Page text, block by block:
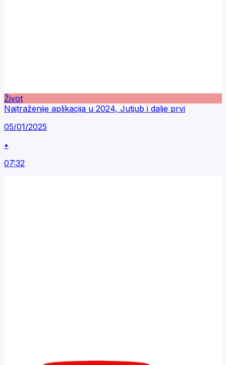
Život
Najtraženije aplikacija u 2024, Jutjub i dalje prvi
05/01/2025
•
07:32